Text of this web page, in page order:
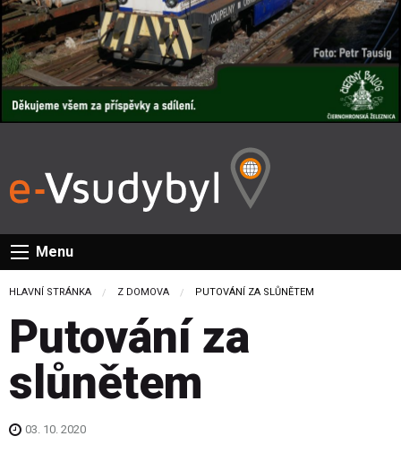
Menu
HLAVNÍ STRÁNKA Z DOMOVA CURRENT:
PUTOVÁNÍ ZA SLŮNĚTEM
Putování za
slůnětem
03. 10. 2020